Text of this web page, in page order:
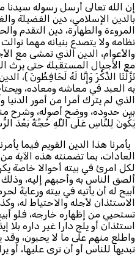
إن الله تعالى أرسل رسوله
بالدين الإسلامي، دين الفضيلة
المروءة والطهارة، دين التقدم
نظامه ولا يتصدع بنيانه مهما
والأعوام، الدين الذي تمشى مع
مع الأجيال المستقبلة حتى يرث
نَزَّلْنَا الذِّكْرَ وَإِنَّا لَهُ لَحَافِظُونَ ﴾،
به العبد في معاشه ومعاده،
الذي لم يترك أمرا من أمور
بين حدوده، ووضح أصوله، وشرح
يَكُونَ لِلنَّاسِ عَلَى اللَّهِ حُجَّةٌ بَعْدَ
يأمرنا هذا الدين القويم فيما
العادات، بما تضمنته هذه الآية
لكل امرئ في بيته أحوالا خاصة
ألصق الناس به وأحبهم إليه،
أبيح له أن يأتيه في بيته ورعايةً
الاستئذان لأجله والاحتياط له،
تستحيي من إظهاره خارجه، فلو
استئذان أو يلج دارا غير داره بلا
واطلع منهم على ما لا يحبون، وقد
تبديها للناس أو أن ترى عليها، أو